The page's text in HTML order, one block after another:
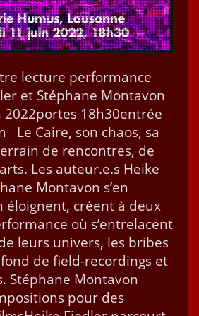
lec­ture per­for­mance
et Stéphane Mon­tavon
2022portes 18h30entrée
Le Caire, son chaos, sa
de ren­con­tres, de
Les auteur.e.s Heike
Mon­tavon s’en
éloignent, créent à deux
où s’entrelacent
leurs univers, les bribes
de field-record­ings et
Stéphane Mon­tavon
pour des